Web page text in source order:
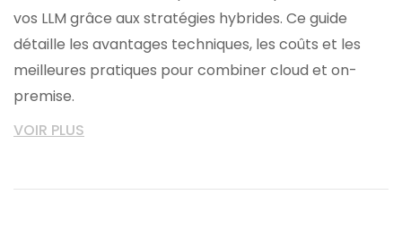
vos LLM grâce aux stratégies hybrides. Ce guide
détaille les avantages techniques, les coûts et les
meilleures pratiques pour combiner cloud et on-
premise.
VOIR PLUS